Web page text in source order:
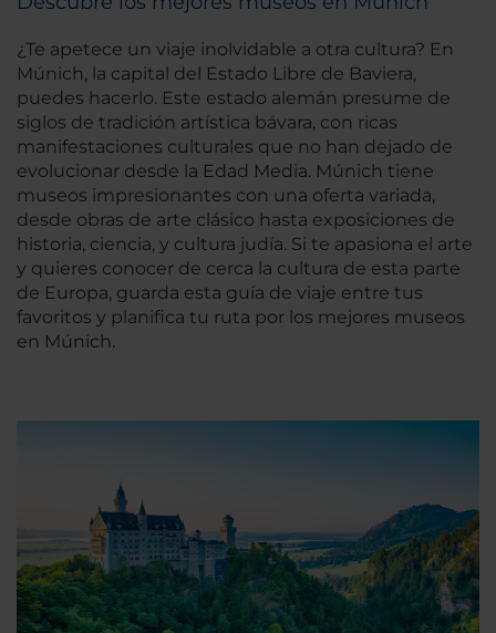
¿Te apetece un viaje inolvidable a otra cultura? En
Múnich, la capital del Estado Libre de Baviera,
puedes hacerlo. Este estado alemán presume de
siglos de tradición artística bávara, con ricas
manifestaciones culturales que no han dejado de
evolucionar desde la Edad Media. Múnich tiene
museos impresionantes con una oferta variada,
desde obras de arte clásico hasta exposiciones de
historia, ciencia, y cultura judía. Si te apasiona el arte
y quieres conocer de cerca la cultura de esta parte
de Europa, guarda esta guía de viaje entre tus
favoritos y planifica tu ruta por los mejores museos
en Múnich.